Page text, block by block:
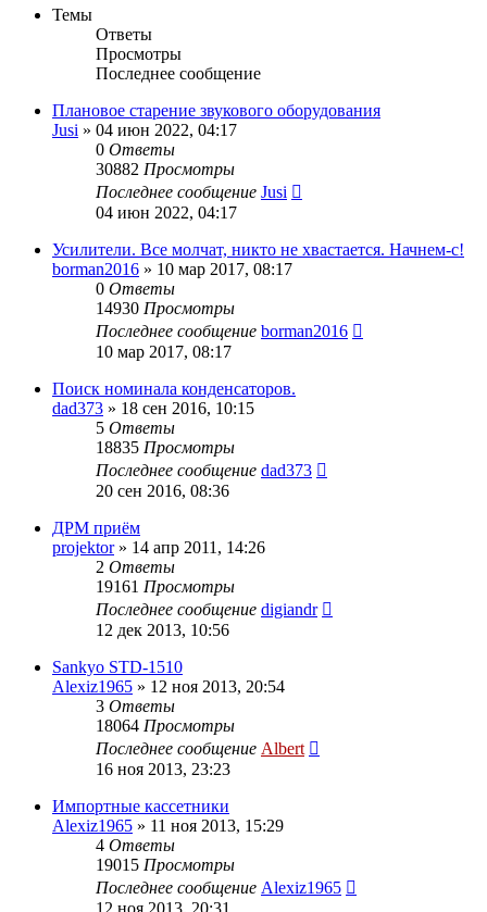
Темы
Ответы
Просмотры
Последнее сообщение
Плановое старение звукового оборудования
Jusi » 04 июн 2022, 04:17
0 Ответы
30882 Просмотры
Последнее сообщение Jusi
04 июн 2022, 04:17
Усилители. Все молчат, никто не хвастается. Начнем-с!
borman2016 » 10 мар 2017, 08:17
0 Ответы
14930 Просмотры
Последнее сообщение borman2016
10 мар 2017, 08:17
Поиск номинала конденсаторов.
dad373 » 18 сен 2016, 10:15
5 Ответы
18835 Просмотры
Последнее сообщение dad373
20 сен 2016, 08:36
ДРМ приём
projektor» 14 апр 2011, 14:26
2 Ответы
19161 Просмотры
Последнее сообщение digiandr
12 дек 2013, 10:56
Sankyo STD-1510
Alexiz1965 » 12 ноя 2013, 20:54
3 Ответы
18064 Просмотры
Последнее сообщение Albert
16 ноя 2013, 23:23
Импортные кассетники
Alexiz1965 » 11 ноя 2013, 15:29
4 Ответы
19015 Просмотры
Последнее сообщение Alexiz1965
12 ноя 2013, 20:31